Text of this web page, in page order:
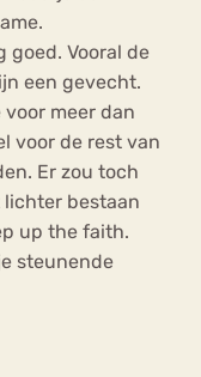
goed. Vooral de
een gevecht.
voor meer dan
voor de rest van
Er zou toch
bestaan
up the faith.
steunende